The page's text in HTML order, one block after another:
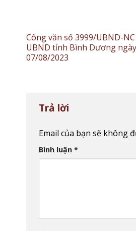
Công văn số 3999/UBND-
UBND tỉnh Bình Dương ngày
07/08/2023
Trả lời
Email của bạn sẽ không
Bình luận *